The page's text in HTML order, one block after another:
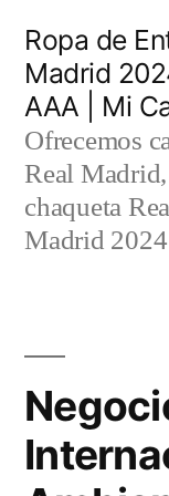
contenido
Ropa de
Madrid
AAA | Mi
Ofrecemos
Real
chaqueta
Madrid